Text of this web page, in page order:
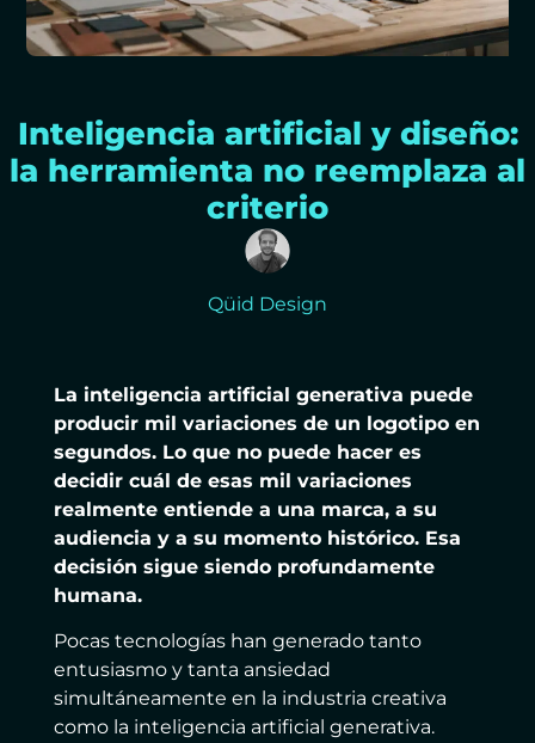
Inteligencia artificial y diseño:
la herramienta no reemplaza al
criterio
Qüid Design
La inteligencia artificial generativa puede
producir mil variaciones de un logotipo en
segundos. Lo que no puede hacer es
decidir cuál de esas mil variaciones
realmente entiende a una marca, a su
audiencia y a su momento histórico. Esa
decisión sigue siendo profundamente
humana.
Pocas tecnologías han generado tanto
entusiasmo y tanta ansiedad
simultáneamente en la industria creativa
como la inteligencia artificial generativa.